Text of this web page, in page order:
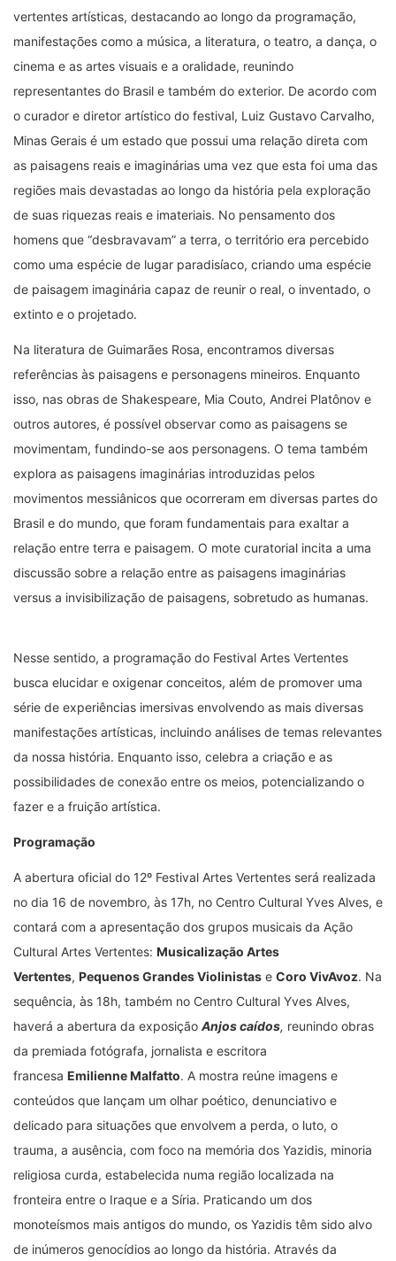
vertentes artísticas, destacando ao longo da programação,
manifestações como a música, a literatura, o teatro, a dança, o
cinema e as artes visuais e a oralidade, reunindo
representantes do Brasil e também do exterior. De acordo com
o curador e diretor artístico do festival, Luiz Gustavo Carvalho,
Minas Gerais é um estado que possui uma relação direta com
as paisagens reais e imaginárias uma vez que esta foi uma das
regiões mais devastadas ao longo da história pela exploração
de suas riquezas reais e imateriais. No pensamento dos
homens que “desbravavam” a terra, o território era percebido
como uma espécie de lugar paradisíaco, criando uma espécie
de paisagem imaginária capaz de reunir o real, o inventado, o
extinto e o projetado.
Na literatura de Guimarães Rosa, encontramos diversas
referências às paisagens e personagens mineiros. Enquanto
isso, nas obras de Shakespeare, Mia Couto, Andrei Platônov e
outros autores, é possível observar como as paisagens se
movimentam, fundindo-se aos personagens. O tema também
explora as paisagens imaginárias introduzidas pelos
movimentos messiânicos que ocorreram em diversas partes do
Brasil e do mundo, que foram fundamentais para exaltar a
relação entre terra e paisagem. O mote curatorial incita a uma
discussão sobre a relação entre as paisagens imaginárias
versus a invisibilização de paisagens, sobretudo as humanas.
Nesse sentido, a programação do Festival Artes Vertentes
busca elucidar e oxigenar conceitos, além de promover uma
série de experiências imersivas envolvendo as mais diversas
manifestações artísticas, incluindo análises de temas relevantes
da nossa história. Enquanto isso, celebra a criação e as
possibilidades de conexão entre os meios, potencializando o
fazer e a fruição artística.
Programação
A abertura oficial do 12º Festival Artes Vertentes será realizada
no dia 16 de novembro, às 17h, no Centro Cultural Yves Alves, e
contará com a apresentação dos grupos musicais da Ação
Cultural Artes Vertentes: Musicalização Artes
Vertentes, Pequenos Grandes Violinistas e Coro VivAvoz. Na
sequência, às 18h, também no Centro Cultural Yves Alves,
haverá a abertura da exposição Anjos caídos, reunindo obras
da premiada fotógrafa, jornalista e escritora
francesa Emilienne Malfatto. A mostra reúne imagens e
conteúdos que lançam um olhar poético, denunciativo e
delicado para situações que envolvem a perda, o luto, o
trauma, a ausência, com foco na memória dos Yazidis, minoria
religiosa curda, estabelecida numa região localizada na
fronteira entre o Iraque e a Síria. Praticando um dos
monoteísmos mais antigos do mundo, os Yazidis têm sido alvo
de inúmeros genocídios ao longo da história. Através da